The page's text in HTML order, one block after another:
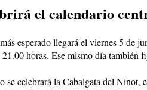
el calendario
esperado llegará el viernes 5 de
horas. Ese mismo día también
se celebrará la Cabalgata del